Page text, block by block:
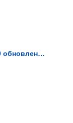
до PHP 7.3